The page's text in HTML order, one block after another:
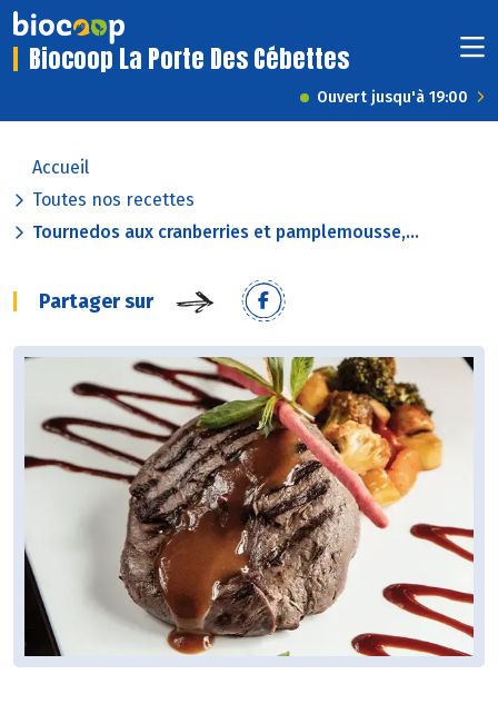
Biocoop La Porte Des Cébettes
Ouvert jusqu'à 19:00
Accueil
Toutes nos recettes
Tournedos aux cranberries et pamplemousse,...
Partager sur